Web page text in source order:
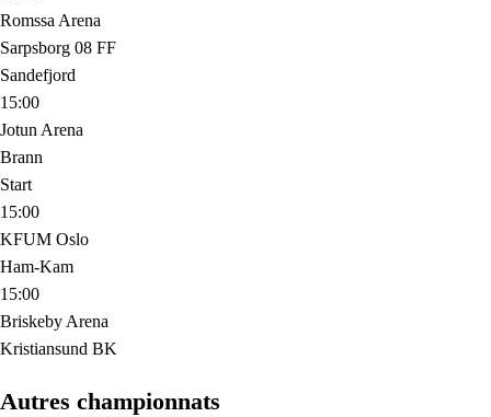
Romssa Arena
Sarpsborg 08 FF
Sandefjord
15:00
Jotun Arena
Brann
Start
15:00
KFUM Oslo
Ham-Kam
15:00
Briskeby Arena
Kristiansund BK
Autres championnats